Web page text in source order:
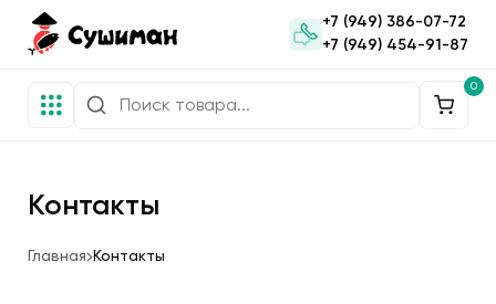
+7 (949) 386-07-72
+7 (949) 454-91-87
0
Контакты
Главная Контакты